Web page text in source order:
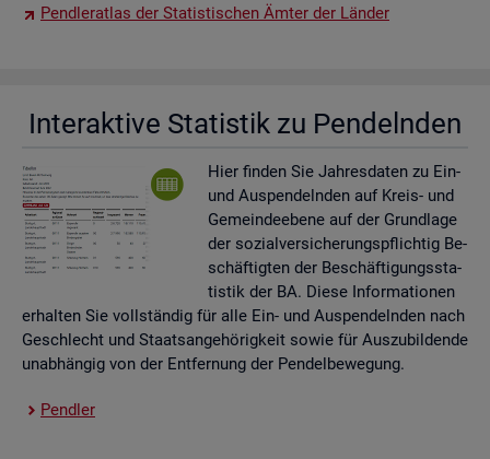
Pend­ler­at­las der Sta­tis­ti­schen Ämter der Län­der
In­ter­ak­ti­ve Sta­tis­tik zu Pen­deln­den
Hier fin­den Sie Jah­res­da­ten zu Ein-
und Aus­pen­deln­den auf Kreis- und
Ge­mein­de­ebe­ne auf der Grund­la­ge
der so­zi­al­ver­si­che­rungs­pflich­tig Be­
schäf­tig­ten der Be­schäf­ti­gungs­sta­
tis­tik der BA. Diese In­for­ma­tio­nen
er­hal­ten Sie voll­stän­dig für alle Ein- und Aus­pen­deln­den nach
Ge­schlecht und Staats­an­ge­hö­rig­keit sowie für Aus­zu­bil­den­de
un­ab­hän­gig von der Ent­fer­nung der Pen­del­be­we­gung.
Pend­ler